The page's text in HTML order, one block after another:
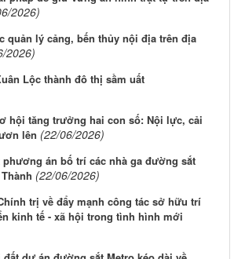
2026)
quản lý cảng, bến thủy nội địa trên địa
2026)
Lộc thành đô thị sầm uất
hội tăng trưởng hai con số: Nội lực, cải
lên (22/06/2026)
phương án bố trí các nhà ga đường sắt
(22/06/2026)
trị về đẩy mạnh công tác sở hữu trí
kinh tế - xã hội trong tình hình mới